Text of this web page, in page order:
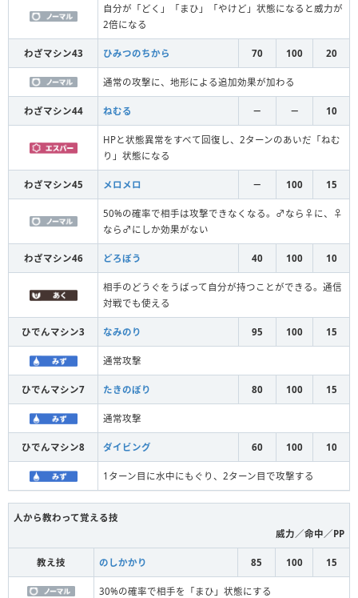
自分が「どく」「まひ」「やけど」状態になると威力が
2倍になる
わざマシン43 ひみつのちから 70 100 20
通常の攻撃に、地形による追加効果が加わる
わざマシン44 ねむる － － 10
HPと状態異常をすべて回復し、2ターンのあいだ「ねむ
り」状態になる
わざマシン45 メロメロ － 100 15
50%の確率で相手は攻撃できなくなる。♂なら♀に、♀
なら♂にしか効果がない
わざマシン46 どろぼう 40 100 10
相手のどうぐをうばって自分が持つことができる。通信
対戦でも使える
ひでんマシン3 なみのり 95 100 15
通常攻撃
ひでんマシン7 たきのぼり 80 100 15
通常攻撃
ひでんマシン8 ダイビング 60 100 10
1ターン目に水中にもぐり、2ターン目で攻撃する
人から教わって覚える技
威力／命中／PP
教え技 のしかかり 85 100 15
30%の確率で相手を「まひ」状態にする